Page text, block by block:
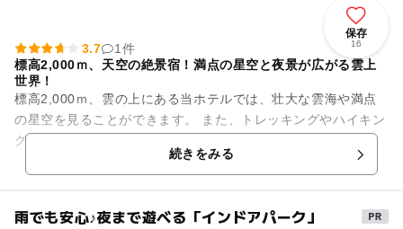
保存
16
3.7
1件
標高2,000ｍ、天空の絶景宿！満点の星空と夜景が広がる雲上
世界！
標高2,000ｍ、雲の上にある当ホテルでは、壮大な雲海や満点
の星空を見ることができます。 また、トレッキングやハイキン
グ、星空ツアーなど高峰高原の大自然を満喫できます。
続きをみる
雨でも安心♪夜まで遊べる「インドアパーク」